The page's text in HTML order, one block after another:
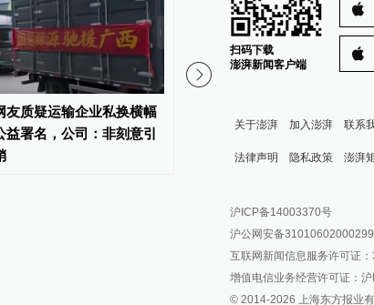
友质疑运输企业私换横幅
益署名，公司：非刻意引
（岑村立交-土华立交段）8月
到期后停止收费
扫码下载
澎湃新闻客户端
关于澎湃 加入澎湃 联系
法律声明 隐私政策 澎湃
澎湃新闻公众
澎湃新闻抖音
派生万物开
IP
报料邮箱:
沪ICP备14003370号
沪公网安备
互联网新闻信息服务许可证
增值电信业务经营许可证：
© 2014-2026 上海东方报业